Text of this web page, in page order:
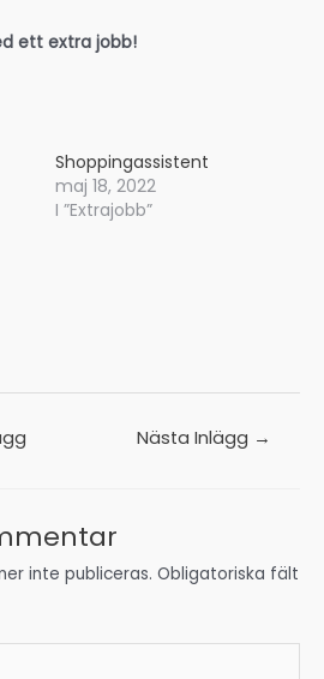
ett extra jobb!
Shoppingassistent
maj 18, 2022
I ”Extrajobb”
Nästa Inlägg →
inte publiceras. Obligatoriska fält